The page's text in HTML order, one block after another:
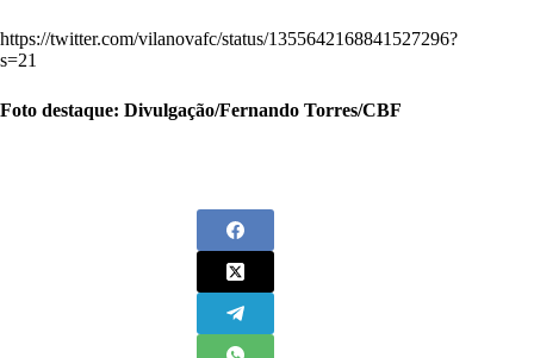
https://twitter.com/vilanovafc/status/1355642168841527296?
s=21
Foto destaque: Divulgação/Fernando Torres/CBF